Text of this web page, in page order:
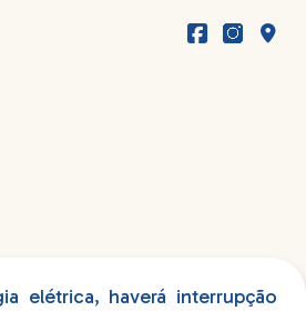
elétrica, haverá interrupção